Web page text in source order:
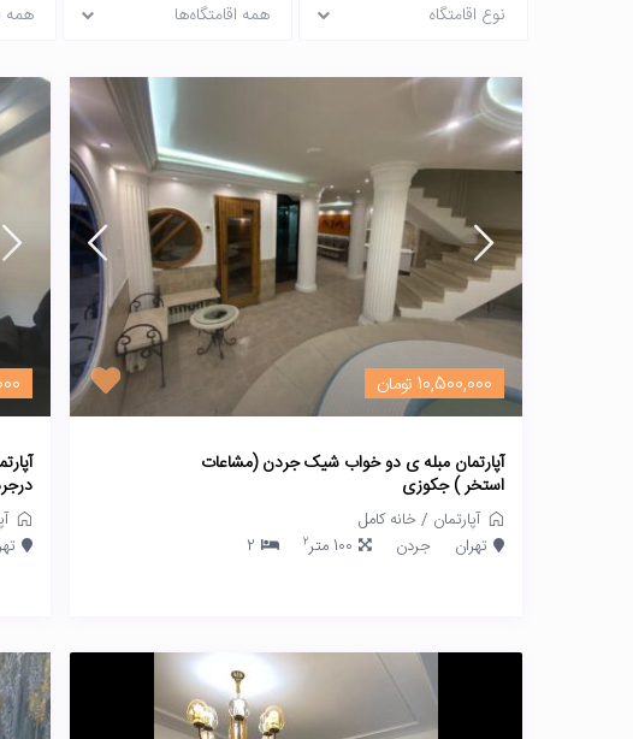
نوع اقامتگاه همه اقامتگاه‌ها همه
10,500,000 تومان
آپارتمان مبله ی دو خواب شیک جردن (مشاعات
استخر ) جکوزی
آپارتمان /خانه کامل
تهران
جردن 100 متر 2
2